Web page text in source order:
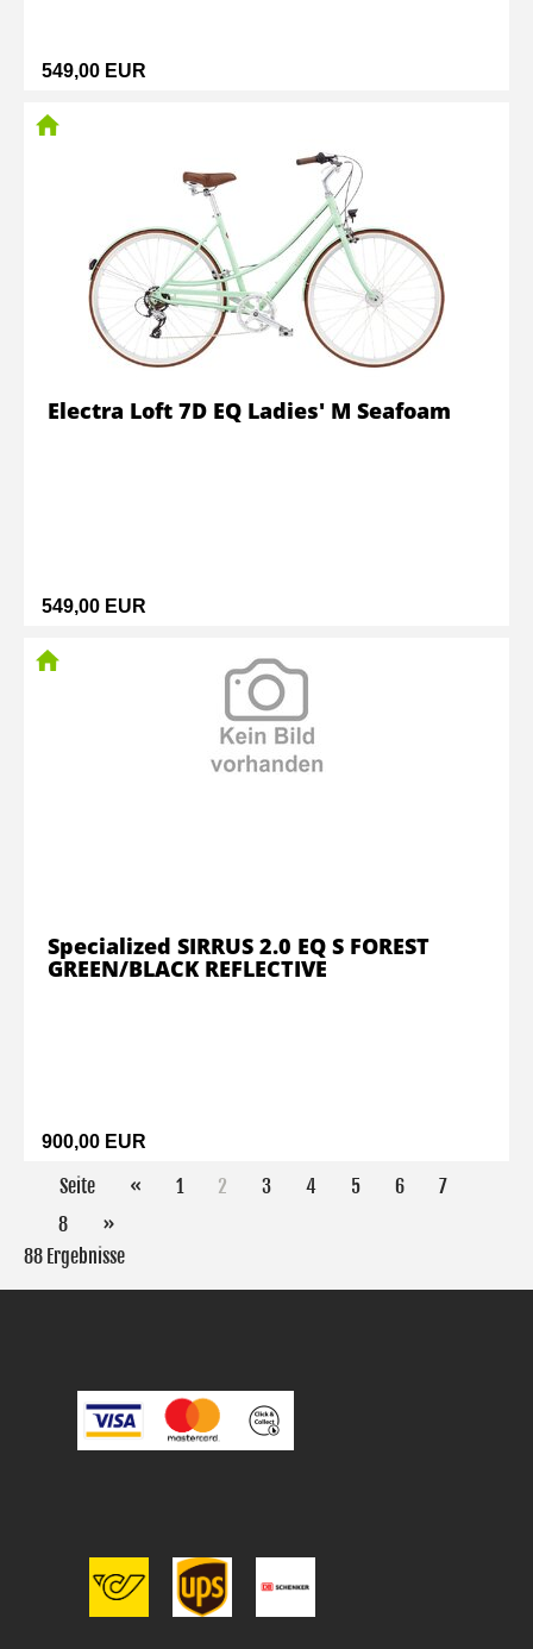
549,00 EUR
549,00 EUR
Electra Loft 7D EQ Ladies' M Seafoam
900,00 EUR
Specialized SIRRUS 2.0 EQ S FOREST
GREEN/BLACK REFLECTIVE
Seite « 1 2 3 4 5 6
7
8
»
88 Ergebnisse